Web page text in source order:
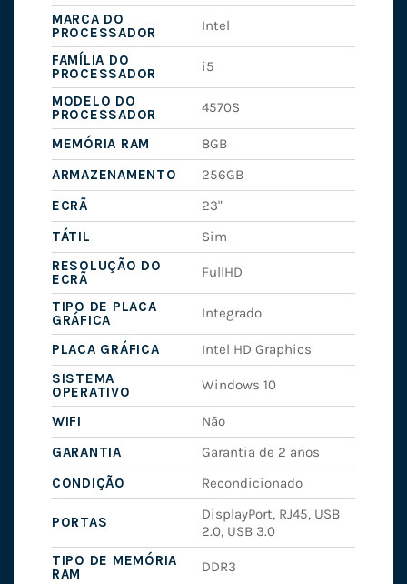
MARCA DO
PROCESSADOR
Intel
FAMÍLIA DO
PROCESSADOR
i5
MODELO DO
PROCESSADOR
4570S
MEMÓRIA RAM
8GB
ARMAZENAMENTO
256GB
ECRÃ
23"
TÁTIL
Sim
RESOLUÇÃO DO
ECRÃ
FullHD
TIPO DE PLACA
GRÁFICA
Integrado
PLACA GRÁFICA
Intel HD Graphics
SISTEMA
OPERATIVO
Windows 10
WIFI
Não
GARANTIA
Garantia de 2 anos
CONDIÇÃO
Recondicionado
PORTAS
DisplayPort, RJ45, USB
2.0, USB 3.0
TIPO DE MEMÓRIA
RAM
DDR3